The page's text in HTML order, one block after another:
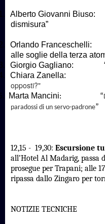
Alberto Giovanni Biuso:
Orlando Franceschelli:
alle soglie della terza
Giorgio Gagliano: “
Chiara Zanella:
opposti?"
Marta Mancini: “
paradossi di un servo-padrone”
12,15 - 19,30: Escursione
all’Hotel Al Madarig, passa
prosegue per Trapani; alle
ripassa dallo Zingaro per
NOTIZIE TECNICHE